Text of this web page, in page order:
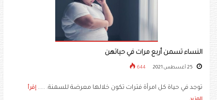
النساء تسمن أربع مرات في حياتهن
644
توجد في حياة كل امرأة فترات تكون خلالها معرضة للسمنة. ..... إقرأ